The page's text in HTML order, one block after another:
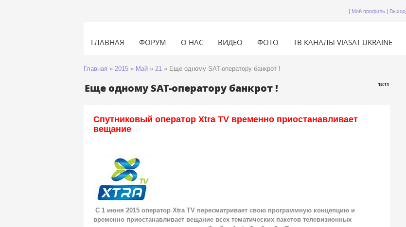
| Мой профиль | Выход
ГЛАВНАЯ ФОРУМ О НАС ВИДЕО ФОТО ТВ КАНАЛЫ VIASAT UKRAINE
Главная » 2015 » Май » 21 » Еще одному SAT-оператору банкрот !
15:11
Еще одному SAT-оператору банкрот !
Спутниковый оператор Xtra TV временно приостанавливает
вещание
С 1 июня 2015 оператор Xtra TV пересматривает свою программную концепцию и
временно приостанавливает вещание всех тематических пакетов телевизионных